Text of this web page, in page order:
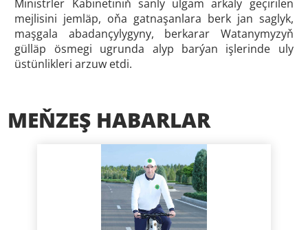
Ministrler Kabinetiniň sanly ulgam arkaly geçirilen
mejlisini jemläp, oňa gatnaşanlara berk jan saglyk,
maşgala abadançylygyny, berkarar Watanymyzyň
gülläp ösmegi ugrunda alyp barýan işlerinde uly
üstünlikleri arzuw etdi.
MEŇZEŞ HABARLAR